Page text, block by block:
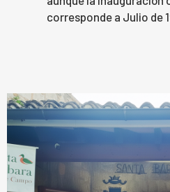
corresponde a Julio de